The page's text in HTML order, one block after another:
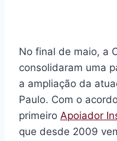
No final de maio, a
consolidaram uma
a ampliação da
Paulo. Com o
primeiro Apoiador
que desde 2009